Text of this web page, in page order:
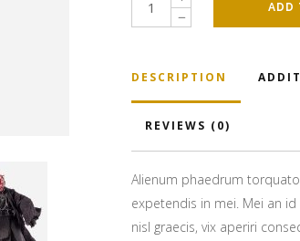
ADD
DESCRIPTION
REVIEWS (0)
Alienum phaedrum
expetendis in mei. Mei an
nisl graecis, vix aperiri